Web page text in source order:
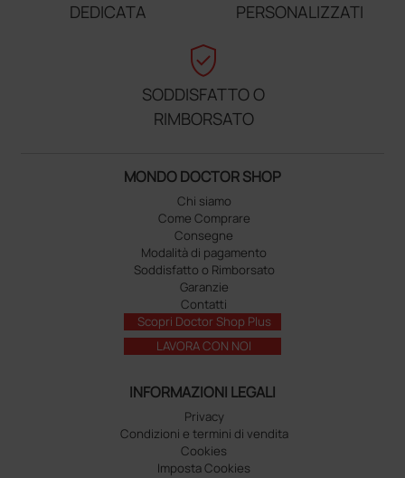
DEDICATA
PERSONALIZZATI
verified_user
SODDISFATTO O
RIMBORSATO
MONDO DOCTOR SHOP
Chi siamo
Come Comprare
Consegne
Modalità di pagamento
Soddisfatto o Rimborsato
Garanzie
Contatti
Scopri Doctor Shop Plus
LAVORA CON NOI
INFORMAZIONI LEGALI
Privacy
Condizioni e termini di vendita
Cookies
Imposta Cookies